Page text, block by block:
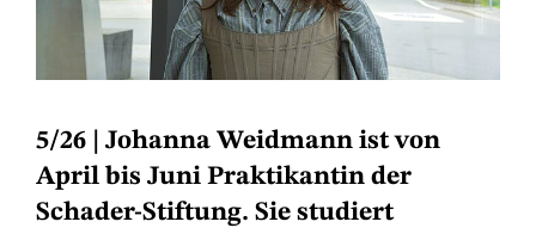
5/26 | Johanna Weidmann ist von
April bis Juni Praktikantin der
Schader-Stiftung. Sie studiert